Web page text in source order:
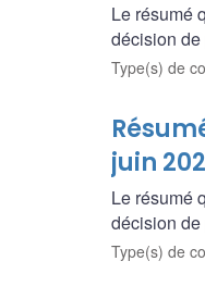
Le résumé
décision
Type(s) de
juin
Le résumé
décision
Type(s) de